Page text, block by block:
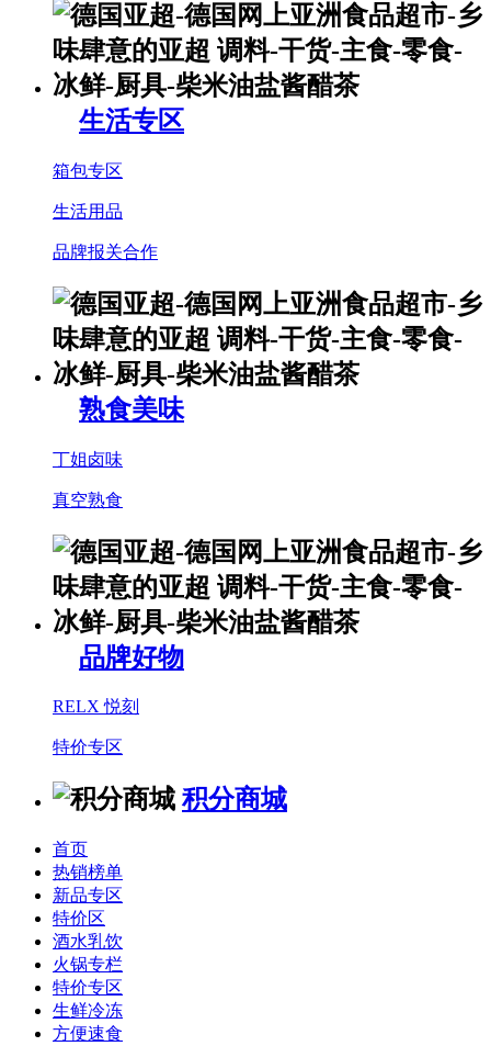
生活专区
箱包专区
生活用品
品牌报关合作
熟食美味
丁姐卤味
真空熟食
品牌好物
RELX 悦刻
特价专区
积分商城
首页
热销榜单
新品专区
特价区
酒水乳饮
火锅专栏
特价专区
生鲜冷冻
方便速食